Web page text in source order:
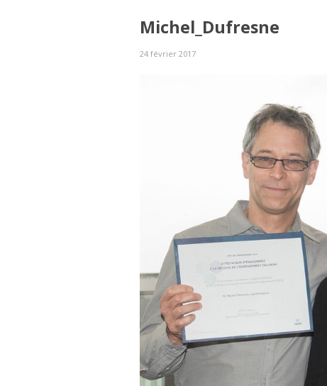
Michel_Dufresne
24 février 2017